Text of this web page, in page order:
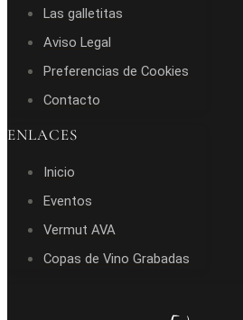
Las galletitas
Aviso Legal
Preferencias de Cookies
Contacto
ENLACES
Inicio
Eventos
Vermut AVA
Copas de Vino Grabadas